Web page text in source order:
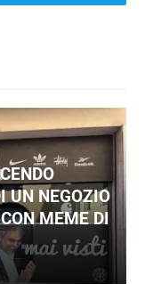
UN NEGOZIO
MEME DI